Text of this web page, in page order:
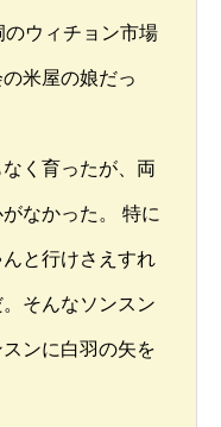
ウィチョン市場
米屋の娘だっ
く育ったが、両
なかった。 特に
と行けさえすれ
そんなソンスン
ンに白羽の矢を